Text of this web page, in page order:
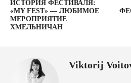
ИСТОРИЯ ФЕСТИВАЛЯ:
«MY FEST» — ЛЮБИМОЕ
МЕРОПРИЯТИЕ
ХМЕЛЬНИЧАН
Viktorij